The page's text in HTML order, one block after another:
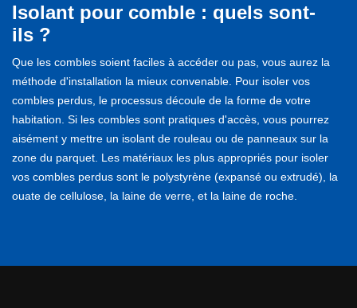
Isolant pour comble : quels sont-
ils ?
Que les combles soient faciles à accéder ou pas, vous aurez la
méthode d'installation la mieux convenable. Pour isoler vos
combles perdus, le processus découle de la forme de votre
habitation. Si les combles sont pratiques d'accès, vous pourrez
aisément y mettre un isolant de rouleau ou de panneaux sur la
zone du parquet. Les matériaux les plus appropriés pour isoler
vos combles perdus sont le polystyrène (expansé ou extrudé), la
ouate de cellulose, la laine de verre, et la laine de roche.